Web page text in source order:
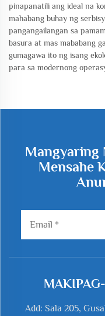
pinapanatili ang ideal na
mahabang buhay ng
pangangailangan sa
basura at mas mababang
gumagawa ito ng isang
para sa modernong
Mangyaring
Mensahe
Add: Sala 205,